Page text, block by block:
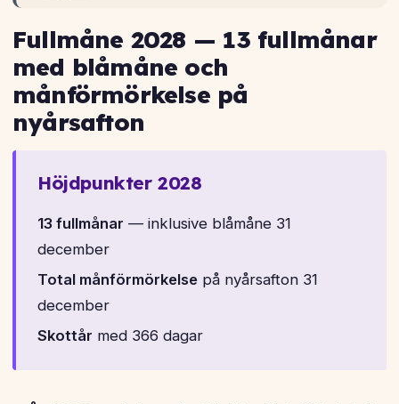
Fullmåne 2028 — 13 fullmånar
med blåmåne och
månförmörkelse på
nyårsafton
Höjdpunkter 2028
13 fullmånar — inklusive blåmåne 31
december
Total månförmörkelse på nyårsafton 31
december
Skottår med 366 dagar